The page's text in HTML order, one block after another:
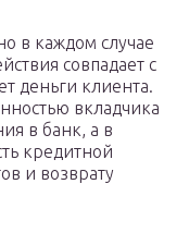
в каждом случае
совпадает с
деньги клиента.
вкладчика
в банк, а в
кредитной
и возврату